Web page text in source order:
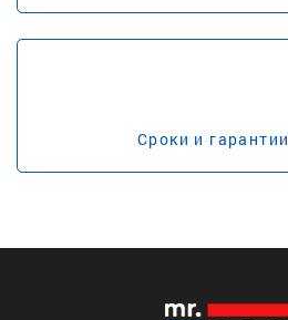
Сроки и гарантии